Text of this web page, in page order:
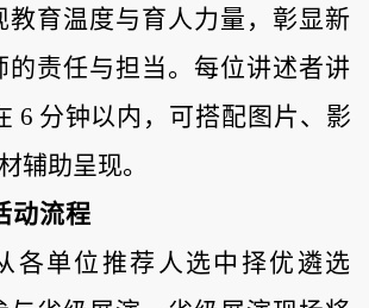
教育温度与育人力量，彰显新
责任与担当。 每位讲述者讲
6 分钟以内， 可搭配图片、影
辅助呈现。
动流程
各单位推荐人选中择优遴选